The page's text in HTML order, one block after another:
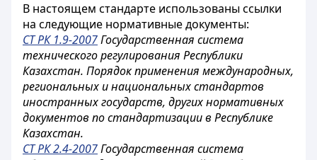
В настоящем стандарте использованы ссылки
на следующие нормативные документы:
СТ РК 1.9-2007Государственная система
технического регулирования Республики
Казахстан. Порядок применения международных,
региональных и национальных стандартов
иностранных государств, других нормативных
документов по стандартизации в Республике
Казахстан.
СТ РК 2.4-2007Государственная система